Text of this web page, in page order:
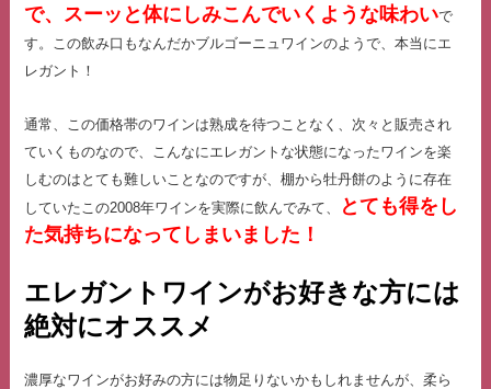
で、スーッと体にしみこんでいくような味わいで
す。この飲み口もなんだかブルゴーニュワインのようで、本当にエ
レガント！
通常、この価格帯のワインは熟成を待つことなく、次々と販売され
ていくものなので、こんなにエレガントな状態になったワインを楽
しむのはとても難しいことなのですが、棚から牡丹餅のように存在
していたこの2008年ワインを実際に飲んでみて、
とても得をし
た気持ちになってしまいました！
エレガントワインがお好きな方には
絶対にオススメ
濃厚なワインがお好みの方には物足りないかもしれませんが、柔ら